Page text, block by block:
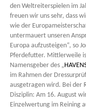
den Weltreiterspielen im
freuen wir uns sehr, dass
wie der
untermauert unseren
Europa aufzusteigen“, so
Pferdefutter. Mittlerweile
Namensgeber des „
im Rahmen der
ausgetragen wird. Bei der
Disziplin: Am 16. August
Einzelwertung im Reining